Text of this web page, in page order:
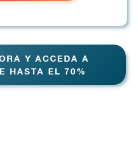
Y ACCEDA A
HASTA EL 70%